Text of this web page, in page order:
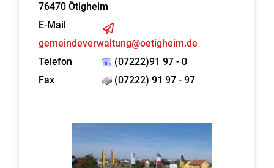
76470 Ötigheim
E-Mail
gemeindeverwaltung@oetigheim.de
Telefon
(07222)91 97 - 0
Fax
(07222) 91 97 - 97